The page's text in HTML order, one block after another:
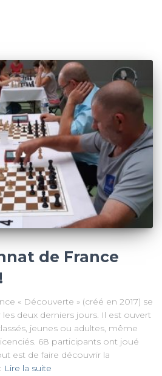
de France
« Découverte » (créé en 2017) se
deux derniers jours. Il est ouvert
jeunes ou adultes, même
68 participants ont joué
est de faire découvrir la
Lire la suite